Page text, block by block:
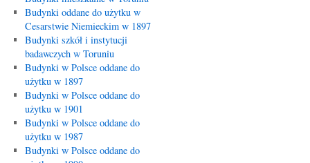
Budynki oddane do użytku w
Cesarstwie Niemieckim w 1897
Budynki szkół i instytucji
badawczych w Toruniu
Budynki w Polsce oddane do
użytku w 1897
Budynki w Polsce oddane do
użytku w 1901
Budynki w Polsce oddane do
użytku w 1987
Budynki w Polsce oddane do